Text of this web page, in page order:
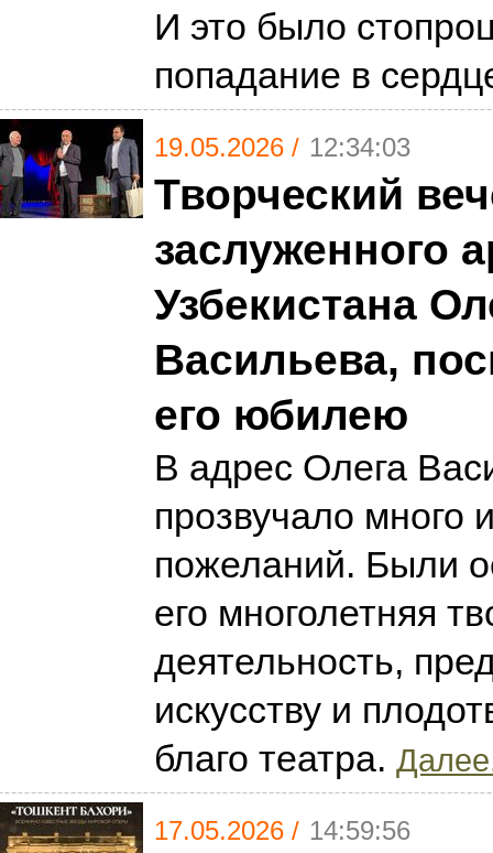
И это было
попадание в
19.05.2026 / 12:34:03
Творческий
заслуженного
Узбекистана
Васильева,
его юбилею
В адрес Олега
прозвучало много
пожеланий. Были
его многолетняя
деятельность,
искусству и
благо театра.
17.05.2026 / 14:59:56